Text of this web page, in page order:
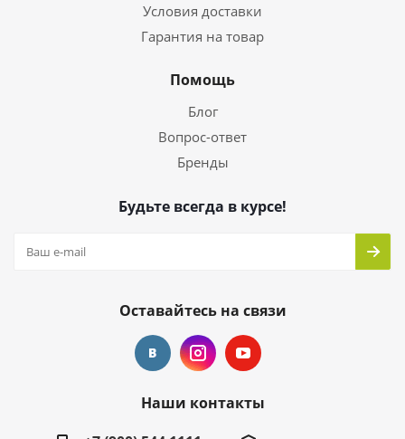
Условия доставки
Гарантия на товар
Помощь
Блог
Вопрос-ответ
Бренды
Будьте всегда в курсе!
Оставайтесь на связи
Наши контакты